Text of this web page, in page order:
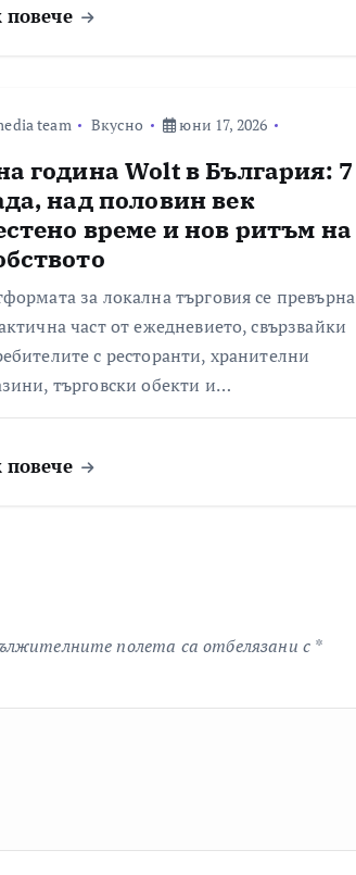
team Вкусно юни 17, 2026
година Wolt в България: 7
над половин век
време и нов ритъм на
за локална търговия се превърна
част от ежедневието, свързвайки
с ресторанти, хранителни
търговски обекти и…
полета са отбелязани с *